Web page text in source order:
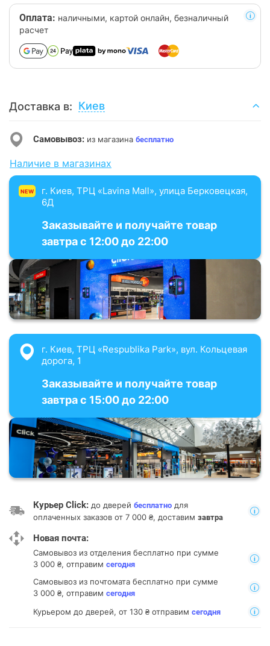
Оплата: наличными, картой онлайн, безналичный
расчет
Доставка в: Киев
Самовывоз: из магазина бесплатно
Наличие в магазинах
NEW
г. Киев, ТРЦ «Lavina Mall», улица Берковецкая,
6Д
Заказывайте и получайте товар
завтра с 12:00 до 22:00
г. Киев, ТРЦ «Respublika Park», вул. Кольцевая
дорога, 1
Заказывайте и получайте товар
завтра с 15:00 до 22:00
Курьер Click: до дверей бесплатно для
оплаченных заказов от 7 000 ₴, доставим завтра
Новая почта:
Самовывоз из отделения бесплатно при сумме
3 000 ₴, отправим сегодня
Самовывоз из почтомата бесплатно при сумме
3 000 ₴, отправим сегодня
Курьером до дверей, от 130 ₴ отправим сегодня